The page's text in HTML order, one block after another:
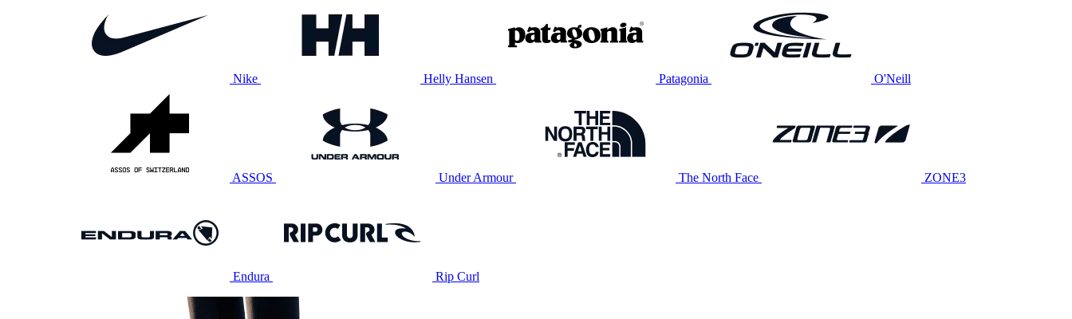
Nike Helly Hansen Patagonia O'Neill
ASSOS Under Armour The North Face ZONE3
Endura Rip Curl